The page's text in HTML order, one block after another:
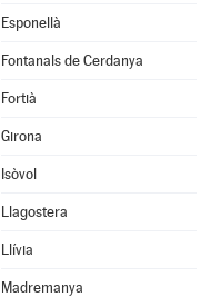
Esponellà
Fontanals de Cerdanya
Fortià
Girona
Isòvol
Llagostera
Llívia
Madremanya